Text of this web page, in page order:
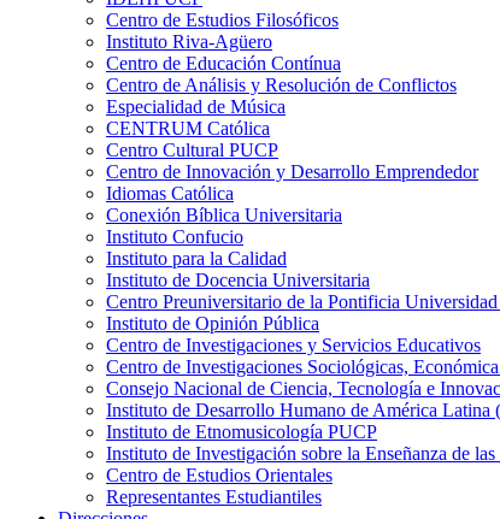
Centro de Estudios Filosóficos
Instituto Riva-Agüero
Centro de Educación Contínua
Centro de Análisis y Resolución de Conflictos
Especialidad de Música
CENTRUM Católica
Centro Cultural PUCP
Centro de Innovación y Desarrollo Emprendedor
Idiomas Católica
Conexión Bíblica Universitaria
Instituto Confucio
Instituto para la Calidad
Instituto de Docencia Universitaria
Centro Preuniversitario de la Pontificia
Instituto de Opinión Pública
Centro de Investigaciones y Servicios Educativos
Centro de Investigaciones Sociológicas,
Consejo Nacional de Ciencia, Tecnología e
Instituto de Desarrollo Humano de América
Instituto de Etnomusicología PUCP
Instituto de Investigación sobre la Enseñanza de
Centro de Estudios Orientales
Representantes Estudiantiles